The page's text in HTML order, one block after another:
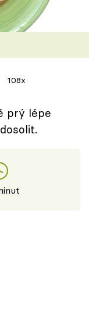
108x
prý lépe